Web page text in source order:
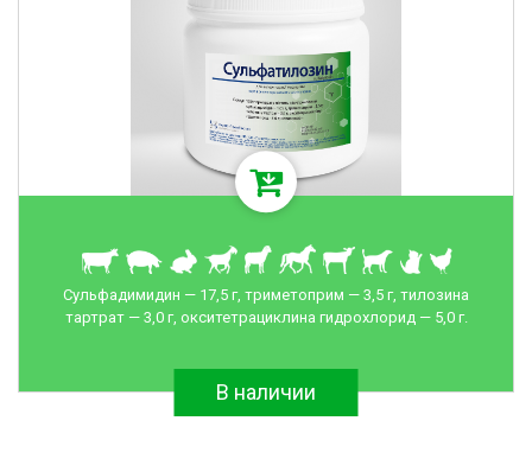
Сульфадимидин — 17,5 г, триметоприм — 3,5 г, тилозина
тартрат — 3,0 г, окситетрациклина гидрохлорид — 5,0 г.
В наличии